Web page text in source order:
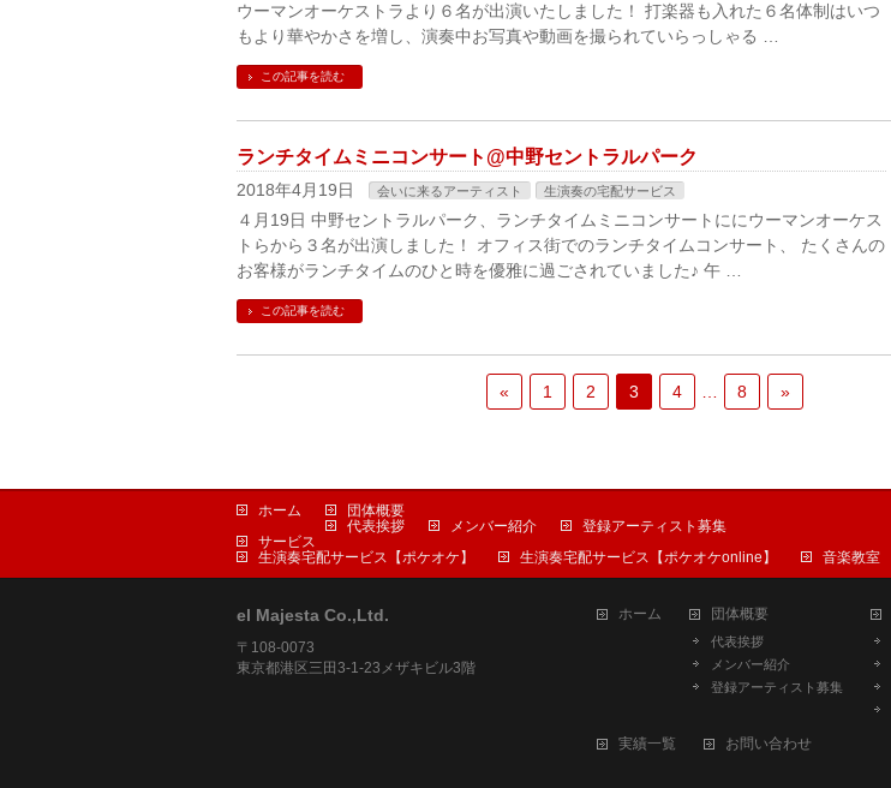
ウーマンオーケストラより６名が出演いたしました！ 打楽器も入れた６名体制はいつ
もより華やかさを増し、演奏中お写真や動画を撮られていらっしゃる …
この記事を読む
ランチタイムミニコンサート@中野セントラルパーク
2018年4月19日 会いに来るアーティスト 生演奏の宅配サービス
４月19日 中野セントラルパーク、ランチタイムミニコンサートににウーマンオーケス
トらから３名が出演しました！ オフィス街でのランチタイムコンサート、 たくさんの
お客様がランチタイムのひと時を優雅に過ごされていました♪ 午 …
この記事を読む
« 1 2 3 4 8 »
ホーム
団体概要
代表挨拶
メンバー紹介
登録アーティスト募集
サービス
生演奏宅配サービス【ポケオケ】
生演奏宅配サービス【ポケオケonline】 音楽教室
el Majesta Co.,Ltd.
〒108-0073
東京都港区三田3-1-23メザキビル3階
ホーム 団体概要
代表挨拶
メンバー紹介
登録アーティスト募集
実績一覧 お問い合わせ